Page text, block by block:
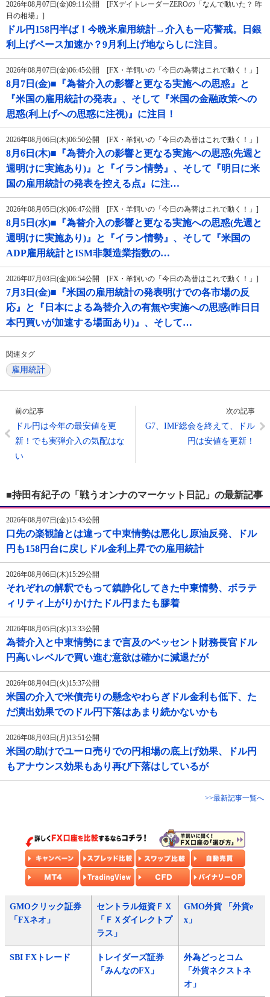
2026年08月07日(金)09:11公開 [FXデイトレーダーZEROの「なんで動いた？ 昨
日の相場」]
ドル円158円半ば！今晩米雇用統計→介入も一応警戒。日銀
利上げペース加速か？9月利上げ地ならしに注目。
2026年08月07日(金)06:45公開 [FX・羊飼いの「今日の為替はこれで動く！」]
8月7日(金)■『為替介入の影響と更なる実施への思惑』と
『米国の雇用統計の発表』、そして『米国の金融政策への
思惑(利上げへの思惑に注視)』に注目！
2026年08月06日(木)06:50公開 [FX・羊飼いの「今日の為替はこれで動く！」]
8月6日(木)■『為替介入の影響と更なる実施への思惑(先週と
週明けに実施あり)』と『イラン情勢』、そして『明日に米
国の雇用統計の発表を控える点』に注…
2026年08月05日(水)06:47公開 [FX・羊飼いの「今日の為替はこれで動く！」]
8月5日(水)■『為替介入の影響と更なる実施への思惑(先週と
週明けに実施あり)』と『イラン情勢』、そして『米国の
ADP雇用統計とISM非製造業指数の…
2026年07月03日(金)06:54公開 [FX・羊飼いの「今日の為替はこれで動く！」]
7月3日(金)■『米国の雇用統計の発表明けでの各市場の反
応』と『日本による為替介入の有無や実施への思惑(昨日日
本円買いが加速する場面あり)』、そして…
関連タグ
雇用統計
前の記事
ドル円は今年の最安値を更
新！でも実弾介入の気配はな
い
次の記事
G7、IMF総会を終えて、ドル
円は安値を更新！
■持田有紀子の「戦うオンナのマーケット日記」の最新記事
2026年08月07日(金)15:43公開
口先の楽観論とは違って中東情勢は悪化し原油反発、ドル
円も158円台に戻しドル金利上昇での雇用統計
2026年08月06日(木)15:29公開
それぞれの解釈でもって鎮静化してきた中東情勢、ボラテ
ィリティ上がりかけたドル円またも膠着
2026年08月05日(水)13:33公開
為替介入と中東情勢にまで言及のベッセント財務長官ドル
円高いレベルで買い進む意欲は確かに減退だが
2026年08月04日(火)15:37公開
米国の介入で米債売りの懸念やわらぎドル金利も低下、た
だ演出効果でのドル円下落はあまり続かないかも
2026年08月03日(月)13:51公開
米国の助けでユーロ売りでの円相場の底上げ効果、ドル円
もアナウンス効果もあり再び下落はしているが
>>最新記事一覧へ
GMOクリック証券
「FXネオ」
セントラル短資ＦＸ
「ＦＸダイレクトプ
ラス」
GMO外貨 「外貨e
x」
SBI FXトレード
トレイダーズ証券
「みんなのFX」
外為どっとコム
「外貨ネクストネ
オ」